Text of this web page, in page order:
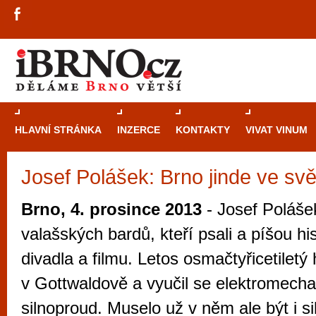
HLAVNÍ STRÁNKA INZERCE KONTAKTY VIVAT VINUM
Josef Polášek: Brno jinde ve
Brno, 4. prosince 2013 - Josef
valašských bardů, kteří psali a píšou
divadla a filmu. Letos osmačtyřicetiletý
v Gottwaldově a vyučil se
silnoproud. Muselo už v něm ale být i
Průvodce
Brně: Od
automaty
Brno je
zajímavé
restaurace,
Mimo jiné je ale také místem, kde si